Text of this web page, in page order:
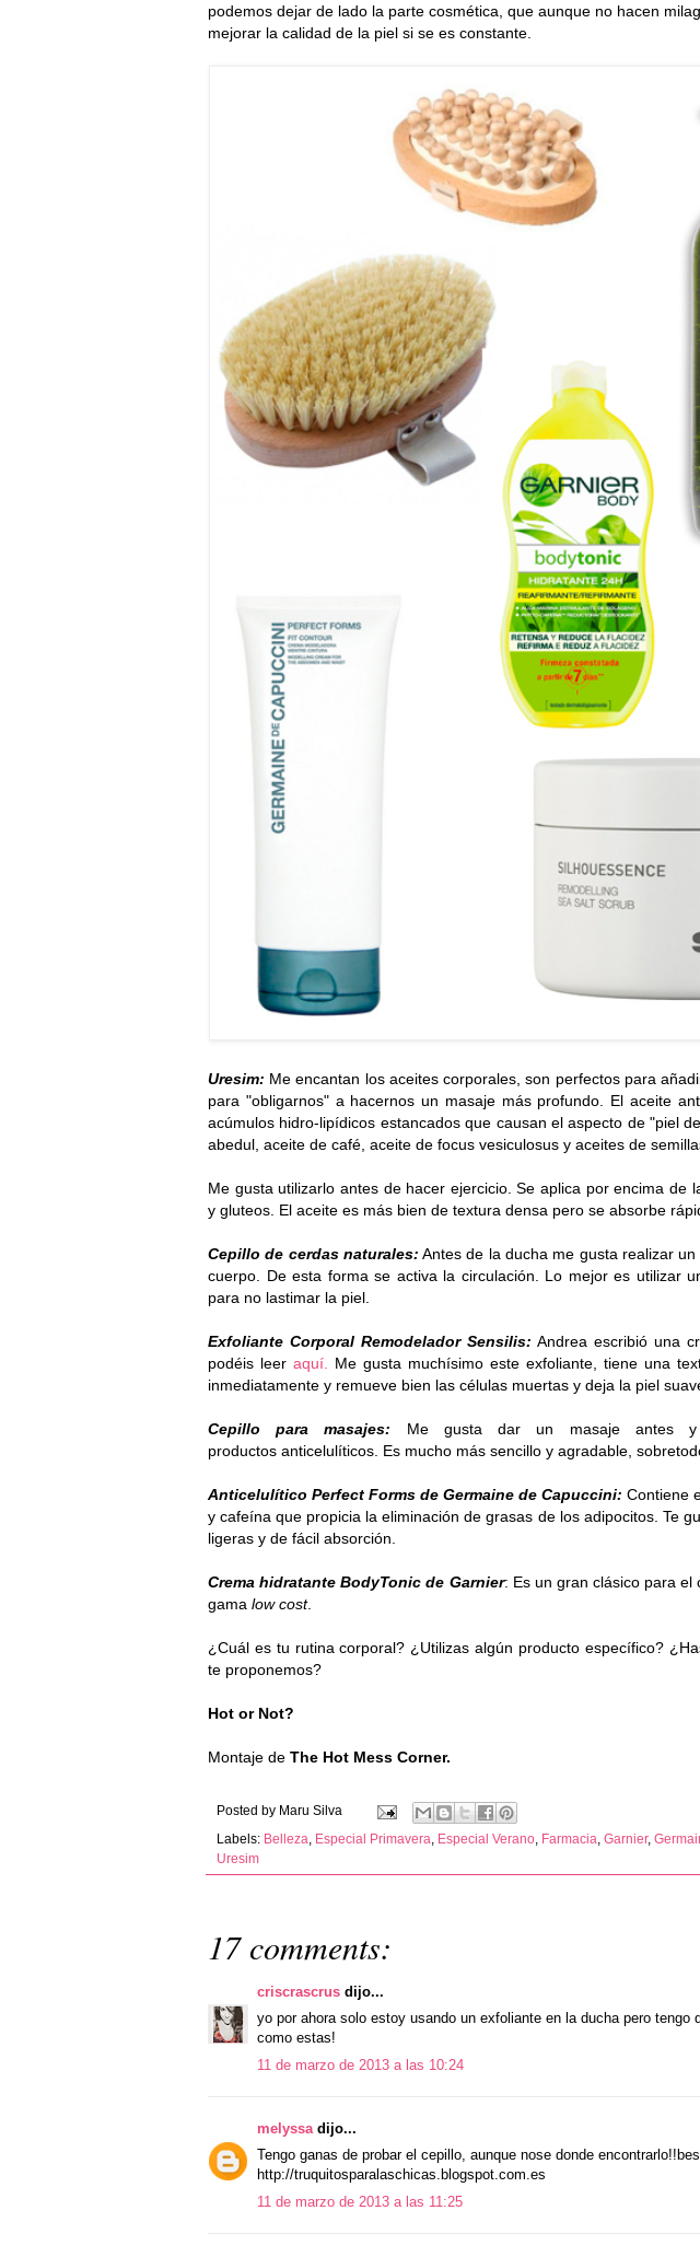
podemos dejar de lado la parte cosmética, que aunque no hacen
mejorar la calidad de la piel si se es constante.
Uresim: Me encantan los aceites corporales, son perfectos para
para "obligarnos" a hacernos un masaje más profundo. El aceite
acúmulos hidro-lipídicos estancados que causan el aspecto de "piel
abedul, aceite de café, aceite de focus vesiculosus y aceites de
Me gusta utilizarlo antes de hacer ejercicio. Se aplica por encima de
y gluteos. El aceite es más bien de textura densa pero se absorbe
Cepillo de cerdas naturales: Antes de la ducha me gusta realizar
cuerpo. De esta forma se activa la circulación. Lo mejor es utilizar
para no lastimar la piel.
Exfoliante Corporal Remodelador Sensilis: Andrea escribió una
podéis leer aquí.
Me gusta muchísimo este exfoliante, tiene una
inmediatamente y remueve bien las células muertas y deja la piel
Cepillo para masajes: Me gusta dar un masaje antes
productos anticelulíticos. Es mucho más sencillo y agradable,
Anticelulítico Perfect Forms de Germaine de Capuccini: Contiene
y cafeína que propicia la eliminación de grasas de los adipocitos. Te
ligeras y de fácil absorción.
Crema hidratante BodyTonic de Garnier: Es un gran clásico para el
gama low cost.
¿Cuál es tu rutina corporal? ¿Utilizas algún producto específico?
te proponemos?
Hot or Not?
Montaje de The Hot Mess Corner.
Posted by Maru Silva
Labels: Belleza Especial Primavera Especial Verano Farmacia Garnier,
Uresim
17 comments:
criscrascrus dijo...
yo por ahora solo estoy usando un exfoliante en la ducha pero tengo
como estas!
11 de marzo de 2013 a las 10:24
melyssa dijo...
Tengo ganas de probar el cepillo, aunque nose donde
http://truquitosparalaschicas.blogspot.com.es
11 de marzo de 2013 a las 11:25